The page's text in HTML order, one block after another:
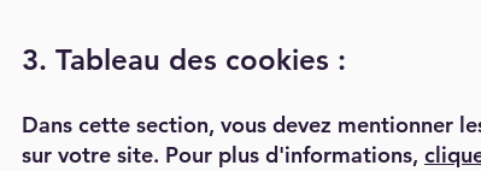
3. Tableau des cookies :
Dans cette section, vous devez mentionner
sur votre site. Pour plus d'informations,